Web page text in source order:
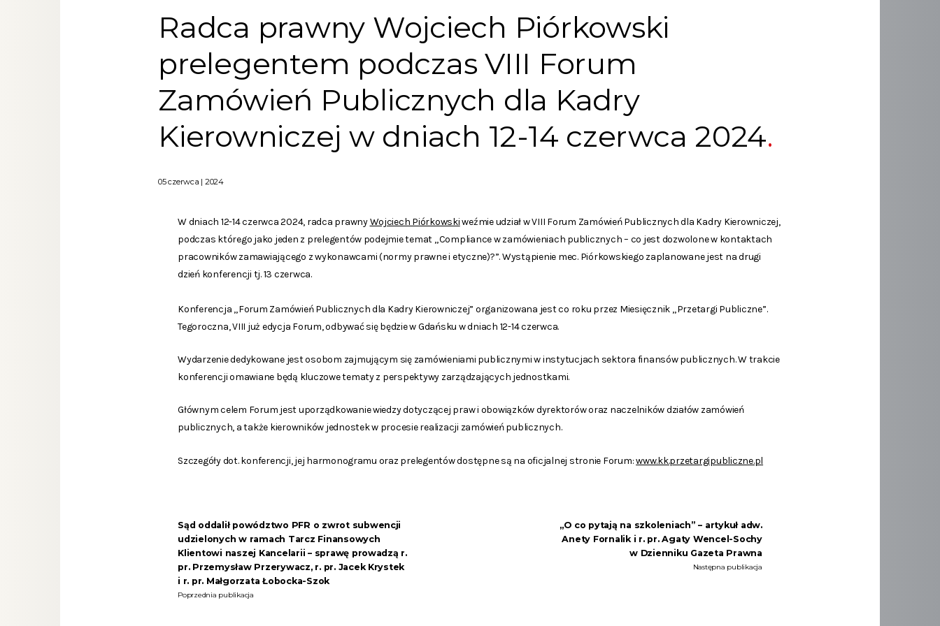
Radca prawny Wojciech Piórkowski
prelegentem podczas VIII Forum
Zamówień Publicznych dla Kadry
Kierowniczej w dniach 12-14 czerwca 2024
05 czerwca | 2024
W dniach 12-14 czerwca 2024, radca prawnyWojciech Piórkowskiweźmie udział w VIII Forum Zamówień Publicznych dla Kadry Kierowniczej,
podczas którego jako jeden z prelegentów podejmie temat „Compliance w zamówieniach publicznych – co jest dozwolone w kontaktach
pracowników zamawiającego z wykonawcami (normy prawne i etyczne)?”. Wystąpienie mec. Piórkowskiego zaplanowane jest na drugi
dzień konferencji tj. 13 czerwca.
Konferencja „Forum Zamówień Publicznych dla Kadry Kierowniczej” organizowana jest co roku przez Miesięcznik „Przetargi Publiczne”.
Tegoroczna, VIII już edycja Forum, odbywać się będzie w Gdańsku w dniach 12-14 czerwca.
Wydarzenie dedykowane jest osobom zajmującym się zamówieniami publicznymi w instytucjach sektora finansów publicznych. W trakcie
konferencji omawiane będą kluczowe tematy z perspektywy zarządzających jednostkami.
Głównym celem Forum jest uporządkowanie wiedzy dotyczącej praw i obowiązków dyrektorów oraz naczelników działów zamówień
publicznych, a także kierowników jednostek w procesie realizacji zamówień publicznych.
Szczegóły dot. konferencji, jej harmonogramu oraz prelegentów dostępne są na oficjalnej stronie Forum:www.kk.przetargipubliczne.pl
Sąd oddalił powództwo PFR o zwrot subwencji
udzielonych w ramach Tarcz Finansowych
Klientowi naszej Kancelarii – sprawę prowadzą r.
pr. Przemysław Przerywacz, r. pr. Jacek Krystek
i r. pr. Małgorzata Łobocka-Szok
Poprzednia publikacja
„O co pytają na szkoleniach” – artykuł adw.
Anety Fornalik i r. pr. Agaty Wencel-Sochy
w Dzienniku Gazeta Prawna
Następna publikacja